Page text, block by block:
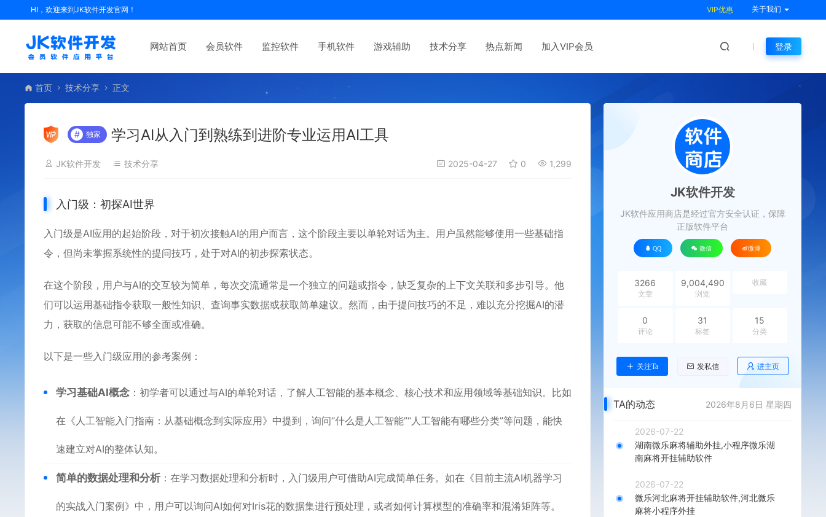
HI，欢迎来到JK软件开发官网！ VIP优惠 关于我们
网站首页 会员软件 监控软件 手机软件 游戏辅助 技术分享 热点新闻 加入VIP会员 登录
首页 技术分享 正文
# 独家 学习AI从入门到熟练到进阶专业运用AI工具
JK软件开发 技术分享 2025-04-27 0 1,299
入门级：初探AI世界
入门级是AI应用的起始阶段，对于初次接触AI的用户而言，这个阶段主要以单轮对话为主。用户虽然能够使用一些基础指
令，但尚未掌握系统性的提问技巧，处于对AI的初步探索状态。
在这个阶段，用户与AI的交互较为简单，每次交流通常是一个独立的问题或指令，缺乏复杂的上下文关联和多步引导。他
们可以运用基础指令获取一般性知识、查询事实数据或获取简单建议。然而，由于提问技巧的不足，难以充分挖掘AI的潜
力，获取的信息可能不够全面或准确。
以下是一些入门级应用的参考案例：
学习基础AI概念 ：初学者可以通过与AI的单轮对话，了解人工智能的基本概念、核心技术和应用领域等基础知识。比如
在《人工智能入门指南：从基础概念到实际应用》中提到，询问“什么是人工智能”“人工智能有哪些分类”等问题，能快
速建立对AI的整体认知。
简单的数据处理和分析 ：在学习数据处理和分析时，入门级用户可借助AI完成简单任务。如在《目前主流AI机器学习
的实战入门案例》中，用户可以询问AI如何对Iris花的数据集进行预处理，或者如何计算模型的准确率和混淆矩阵等。
JK软件开发
JK软件应用商店是经过官方安全认证，保障
正版软件平台
QQ 微信 微博
3266
文章
9,004,490
浏览
收藏
0
评论
31
标签
15
分类
关注Ta 发私信 进主页
TA的动态 2026年8月6日 星期四
2026-07-22
湖南微乐麻将辅助外挂,小程序微乐湖
南麻将开挂辅助软件
2026-07-22
微乐河北麻将开挂辅助软件,河北微乐
麻将小程序外挂